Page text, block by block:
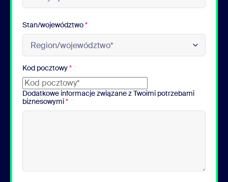
Stan/województwo*
Kod pocztowy*
Dodatkowe informacje związane z Twoimi potrzebami
biznesowymi*